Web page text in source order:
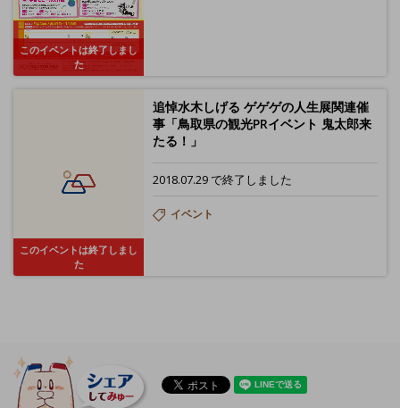
このイベントは終了しまし
た
このイベントは終了しまし
た
追悼水木しげる ゲゲゲの人生展関連催
事「鳥取県の観光PRイベント 鬼太郎来
たる！」
2018.07.29 で終了しました
イベント